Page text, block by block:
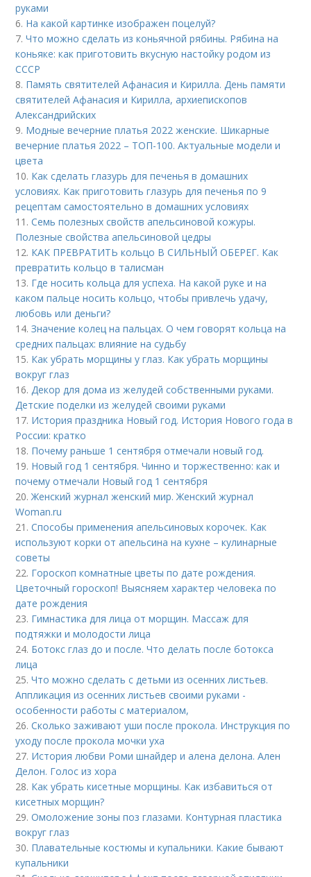
руками
6. На какой картинке изображен поцелуй?
7.Что можно сделать из коньячной рябины. Рябина на
коньяке: как приготовить вкусную настойку родом из
СССР
8. Память святителей Афанасия и Кирилла. День памяти
святителей Афанасия и Кирилла, архиепископов
Александрийских
9. Модные вечерние платья 2022 женские. Шикарные
вечерние платья 2022 – ТОП-100. Актуальные модели и
цвета
10. Как сделать глазурь для печенья в домашних
условиях. Как приготовить глазурь для печенья по 9
рецептам самостоятельно в домашних условиях
11.Семь полезных свойств апельсиновой кожуры.
Полезные свойства апельсиновой цедры
12. КАК ПРЕВРАТИТЬ кольцо В СИЛЬНЫЙ ОБЕРЕГ. Как
превратить кольцо в талисман
13. Где носить кольца для успеха. На какой руке и на
каком пальце носить кольцо, чтобы привлечь удачу,
любовь или деньги?
14.Значение колец на пальцах. О чем говорят кольца на
средних пальцах: влияние на судьбу
15. Как убрать морщины у глаз. Как убрать морщины
вокруг глаз
16.Декор для дома из желудей собственными руками.
Детские поделки из желудей своими руками
17. История праздника Новый год. История Нового года в
России: кратко
18. Почему раньше 1 сентября отмечали новый год.
19. Новый год 1 сентября. Чинно и торжественно: как и
почему отмечали Новый год 1 сентября
20.Женский журнал женский мир. Женский журнал
Woman.ru
21.Способы применения апельсиновых корочек. Как
используют корки от апельсина на кухне – кулинарные
советы
22. Гороскоп комнатные цветы по дате рождения.
Цветочный гороскоп! Выясняем характер человека по
дате рождения
23. Гимнастика для лица от морщин. Массаж для
подтяжки и молодости лица
24. Ботокс глаз до и после. Что делать после ботокса
лица
25.Что можно сделать с детьми из осенних листьев.
Аппликация из осенних листьев своими руками -
особенности работы с материалом,
26.Сколько заживают уши после прокола. Инструкция по
уходу после прокола мочки уха
27. История любви Роми шнайдер и алена делона. Ален
Делон. Голос из хора
28. Как убрать кисетные морщины. Как избавиться от
кисетных морщин?
29.Омоложение зоны поз глазами. Контурная пластика
вокруг глаз
30. Плавательные костюмы и купальники. Какие бывают
купальники